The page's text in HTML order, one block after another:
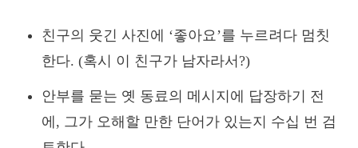
친구의 웃긴 사진에 ‘좋아요’를 누르려다 멈칫
한다. (혹시 이 친구가 남자라서?)
안부를 묻는 옛 동료의 메시지에 답장하기 전
에, 그가 오해할 만한 단어가 있는지 수십 번 검